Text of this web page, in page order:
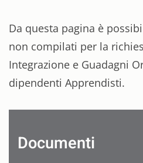
Da questa pagina è
non compilati per la
Integrazione e Guadagni
dipendenti Apprendisti.
Documenti